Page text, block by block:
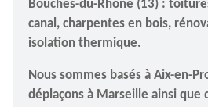
Bouches-du-Rhône (13) :
canal, charpentes en bois,
isolation thermique.
Nous sommes basés à Aix-en-
déplaçons à Marseille ainsi que